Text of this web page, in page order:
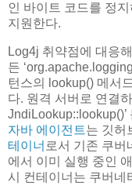
인 바이트 코드를 정
지원한다.
Log4j 취약점에 대응
든
턴스의 lookup() 메서
다. 원격 서버로 연결
자바 에이전트는 깃허
테이너 로서 기존 쿠버
에서 이미 실행 중인
시 컨테이너는 쿠버네